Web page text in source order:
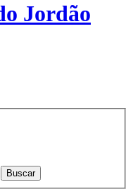
Jordão
Buscar